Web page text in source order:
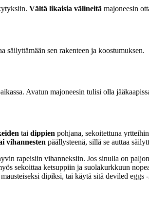
Vältä likaisia välineitä majoneesin
säilyttämään sen rakenteen ja koostumuksen.
Avatun majoneesin tulisi olla
tai dippien pohjana, sekoitettuna
vihannesten päällysteenä, sillä se auttaa
rapeisiin vihanneksiin. Jos sinulla on
sekoittaa ketsuppiin ja suolakurkkuun
dipiksi, tai käytä sitä deviled eggs